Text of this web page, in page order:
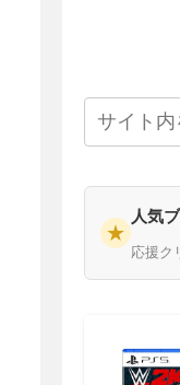
★
人気
応援ク